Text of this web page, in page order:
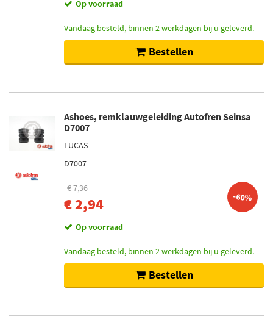
Op voorraad
Vandaag besteld, binnen 2 werkdagen bij u geleverd.
Bestellen
Ashoes, remklauwgeleiding Autofren Seinsa
D7007
LUCAS
D7007
€ 7,36
€ 2,94 -60%
Op voorraad
Vandaag besteld, binnen 2 werkdagen bij u geleverd.
Bestellen